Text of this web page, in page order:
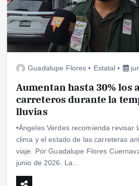
Guadalupe Flores Estatal
Aumentan hasta 30% los
carreteros durante la
lluvias
•Ángeles Verdes recomienda revisar
clima y el estado de las carreteras
viaje. Por Guadalupe Flores
junio de 2026. La…